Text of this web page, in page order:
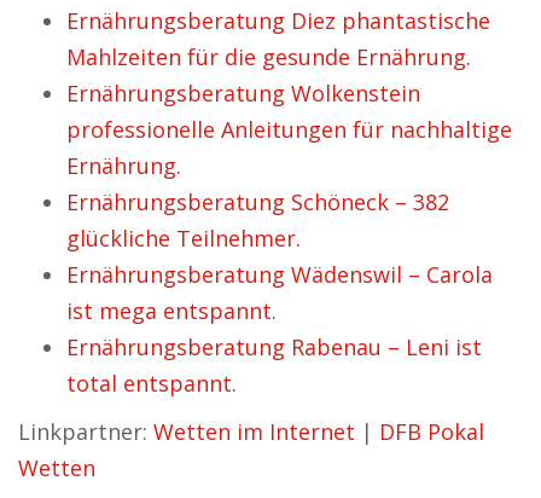
Ernährungsberatung Diez phantastische
Mahlzeiten für die gesunde Ernährung.
Ernährungsberatung Wolkenstein
professionelle Anleitungen für nachhaltige
Ernährung.
Ernährungsberatung Schöneck – 382
glückliche Teilnehmer.
Ernährungsberatung Wädenswil – Carola
ist mega entspannt.
Ernährungsberatung Rabenau – Leni ist
total entspannt.
Linkpartner: Wetten im Internet | DFB Pokal
Wetten